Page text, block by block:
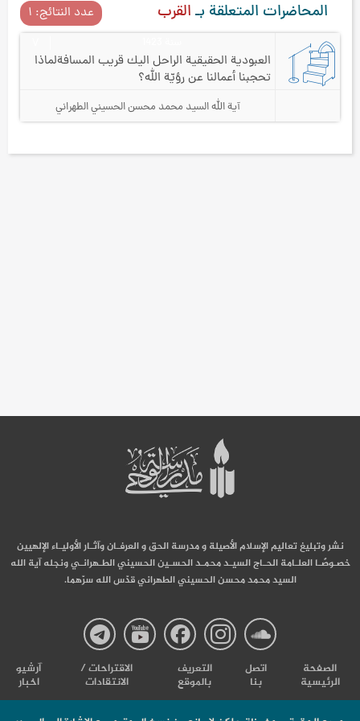
المحاضرات المتعلقة بـالقرب عدد النتائج: ۱
العبودية الحقيقية الراحل اليك قريب المسافةلماذا
تحجبنا أعمالنا عن رؤيّة الله؟
آية الله السيد محمد محسن الحسيني الطهراني
نشر وتبليغ تعاليم الإسلام الأصيلة و مدرسة الحق و العرفـان وآثـار الأوليـاء الإلهيين
خصـوصًـا العلـامة الحـاج السيـد محمـد الحسـين الحسيني الطـهرانـي ونجله آية الله
السيد محمد محسن الحسيني الطهراني قدّس الله سرّهما.
صفحة
صفحة
صفحة
صفحة
الصفحة
الرئيسية
اتصل
بنا
التعریف
بالموقع
الاقتراحات /
الانتقادات
آرشیو
اخبار